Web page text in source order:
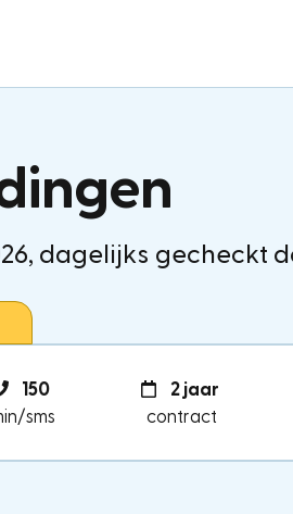
dagelijks gecheckt
150
sms
2 jaar
contract